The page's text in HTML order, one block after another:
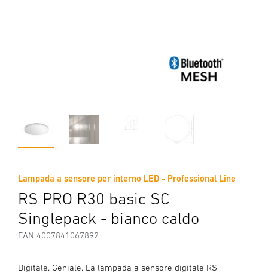
Lampada a sensore per interno LED - Professional Line
RS PRO R30 basic SC
Singlepack - bianco caldo
EAN 4007841067892
Digitale. Geniale. La lampada a sensore digitale RS